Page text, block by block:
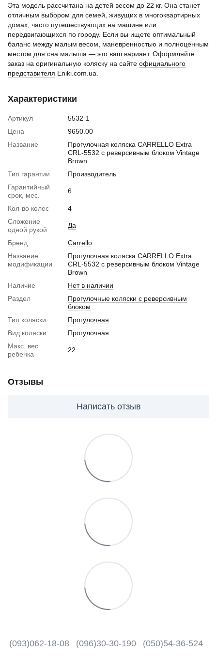
Эта модель рассчитана на детей весом до 22 кг. Она станет
отличным выбором для семей, живущих в многоквартирных
домах, часто путешествующих на машине или
передвигающихся по городу. Если вы ищете оптимальный
баланс между малым весом, маневренностью и полноценным
местом для сна малыша — это ваш вариант. Оформляйте
заказ на оригинальную коляску на сайте официального
представителя Eniki.com.ua.
Характеристики
Артикул
5532-1
Цена
9650.00
Название
Прогулочная коляска CARRELLO Extra
CRL-5532 с реверсивным блоком Vintage
Brown
Тип гарантии
Производитель
Гарантийный
срок, мес.
6
Кол-во колес
4
Сложение
одной рукой
Да
Бренд
Carrello
Название
модификации
Прогулочная коляска CARRELLO Extra
CRL-5532 с реверсивным блоком Vintage
Brown
Наличие
Нет в наличии
Раздел
Прогулочные коляски с реверсивным
блоком
Тип коляски
Прогулочная
Вид коляски
Прогулочная
Макс. вес
ребенка
22
Отзывы
Написать отзыв
(093)062-18-08 (096)30-30-190 (050)54-36-524